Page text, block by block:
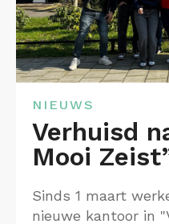
NIEUWS
Verhuisd
Mooi
Sinds 1 maart
nieuwe kantoor in